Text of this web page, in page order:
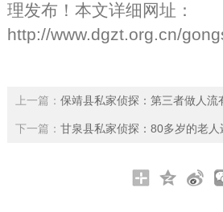
理发布！本文详细网址：
http://www.dgzt.org.cn/
上一篇： 保靖县私家侦探：第三者做人流
下一篇： 甘泉县私家侦探：80多岁的老人